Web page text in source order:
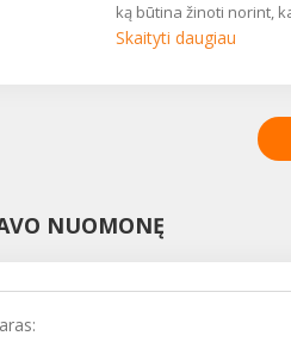
ką būtina žinoti norint,
plaukų dažymas būtų
Skaityti daugiau
NUOMONĘ